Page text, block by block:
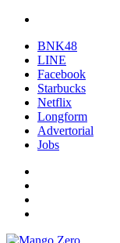
BNK48
LINE
Facebook
Starbucks
Netflix
Longform
Advertorial
Jobs